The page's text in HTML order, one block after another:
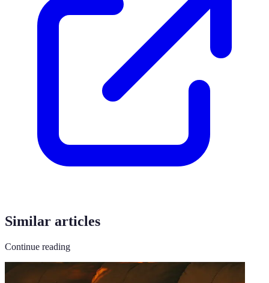
Similar articles
Continue reading